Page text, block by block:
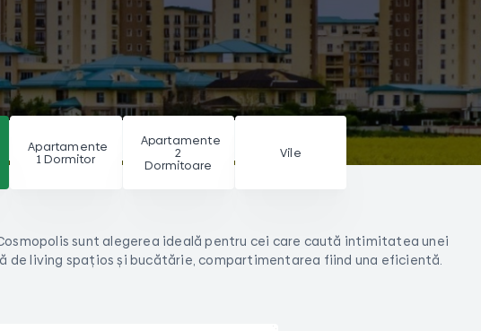
Apartamente
1 Dormitor
Apartamente
2
Dormitoare
Vile
sunt alegerea ideală pentru cei care caută intimitatea unei
de living spațios și bucătărie, compartimentarea fiind una eficientă.